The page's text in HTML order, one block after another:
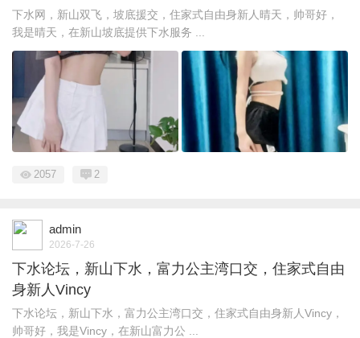
下水网，新山双飞，坡底援交，住家式自由身新人晴天，帅哥好，
我是晴天，在新山坡底提供下水服务 ...
2057 2
admin
2026-7-26
下水论坛，新山下水，富力公主湾口交，住家式自由
身新人Vincy
下水论坛，新山下水，富力公主湾口交，住家式自由身新人Vincy，
帅哥好，我是Vincy，在新山富力公 ...